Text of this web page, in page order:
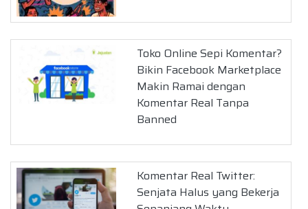
Toko Online Sepi Komentar?
Bikin Facebook Marketplace
Makin Ramai dengan
Komentar Real Tanpa
Banned
Komentar Real Twitter:
Senjata Halus yang Bekerja